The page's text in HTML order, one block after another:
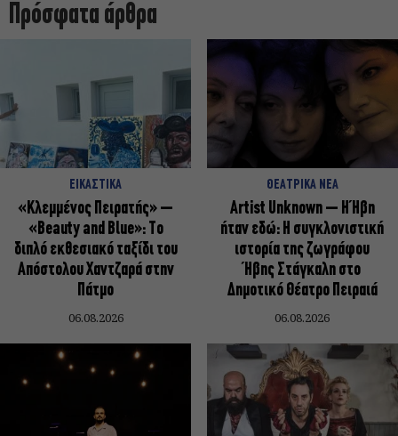
Πρόσφατα άρθρα
ΕΙΚΑΣΤΙΚΑ
«Κλεμμένος Πειρατής» –
«Beauty and Blue»: Το
διπλό εκθεσιακό ταξίδι του
Απόστολου Χαντζαρά στην
Πάτμο
06.08.2026
ΘΕΑΤΡΙΚΑ ΝΕΑ
Artist Unknown – Η Ήβη
ήταν εδώ: Η συγκλονιστική
ιστορία της ζωγράφου
Ήβης Στάγκαλη στο
Δημοτικό Θέατρο Πειραιά
06.08.2026